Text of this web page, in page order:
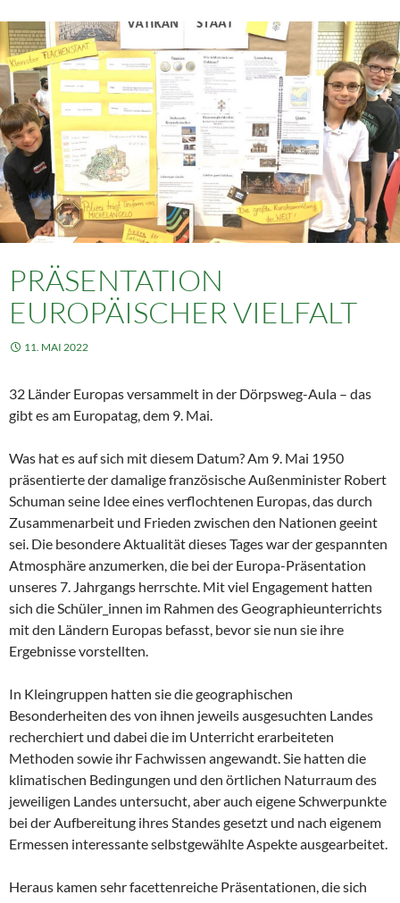
PRÄSENTATION
EUROPÄISCHER VIELFALT
11. MAI 2022
32 Länder Europas versammelt in der Dörpsweg-Aula – das
gibt es am Europatag, dem 9. Mai.
Was hat es auf sich mit diesem Datum? Am 9. Mai 1950
präsentierte der damalige französische Außenminister Robert
Schuman seine Idee eines verflochtenen Europas, das durch
Zusammenarbeit und Frieden zwischen den Nationen geeint
sei. Die besondere Aktualität dieses Tages war der gespannten
Atmosphäre anzumerken, die bei der Europa-Präsentation
unseres 7. Jahrgangs herrschte. Mit viel Engagement hatten
sich die Schüler_innen im Rahmen des Geographieunterrichts
mit den Ländern Europas befasst, bevor sie nun sie ihre
Ergebnisse vorstellten.
In Kleingruppen hatten sie die geographischen
Besonderheiten des von ihnen jeweils ausgesuchten Landes
recherchiert und dabei die im Unterricht erarbeiteten
Methoden sowie ihr Fachwissen angewandt. Sie hatten die
klimatischen Bedingungen und den örtlichen Naturraum des
jeweiligen Landes untersucht, aber auch eigene Schwerpunkte
bei der Aufbereitung ihres Standes gesetzt und nach eigenem
Ermessen interessante selbstgewählte Aspekte ausgearbeitet.
Heraus kamen sehr facettenreiche Präsentationen, die sich